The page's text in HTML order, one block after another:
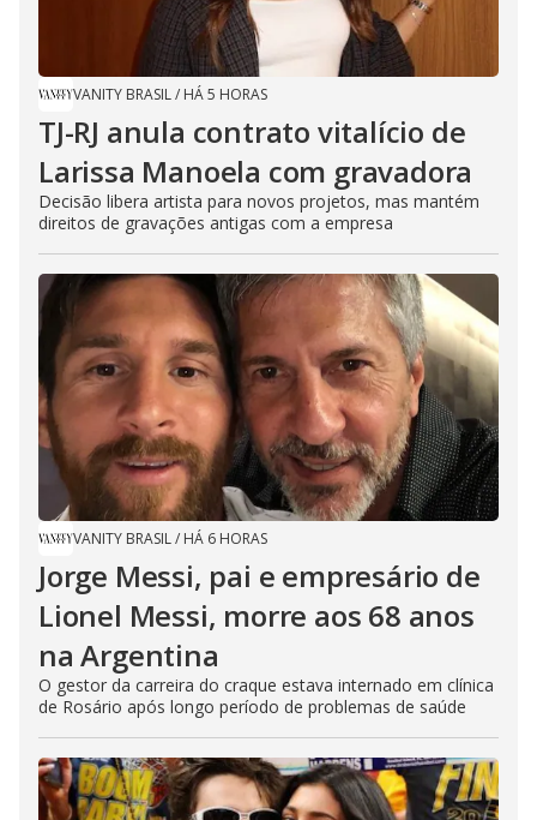
VANITY BRASIL/ HÁ 5 HORAS
TJ-RJ anula contrato vitalício de
Larissa Manoela com gravadora
Decisão libera artista para novos projetos, mas mantém
direitos de gravações antigas com a empresa
VANITY BRASIL/ HÁ 6 HORAS
Jorge Messi, pai e empresário de
Lionel Messi, morre aos 68 anos
na Argentina
O gestor da carreira do craque estava internado em clínica
de Rosário após longo período de problemas de saúde